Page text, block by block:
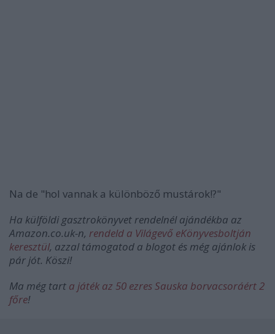
Na de "hol vannak a különböző mustárok!?"
Ha külföldi gasztrokönyvet rendelnél ajándékba az
Amazon.co.uk-n, rendeld a Világevő eKönyvesboltján
keresztül, azzal támogatod a blogot és még ajánlok is
pár jót. Köszi!
Ma még tart a játék az 50 ezres Sauska borvacsoráért 2
főre!